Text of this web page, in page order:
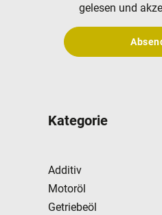
Kategorie
Additiv
Motoröl
Getriebeöl
gelesen und